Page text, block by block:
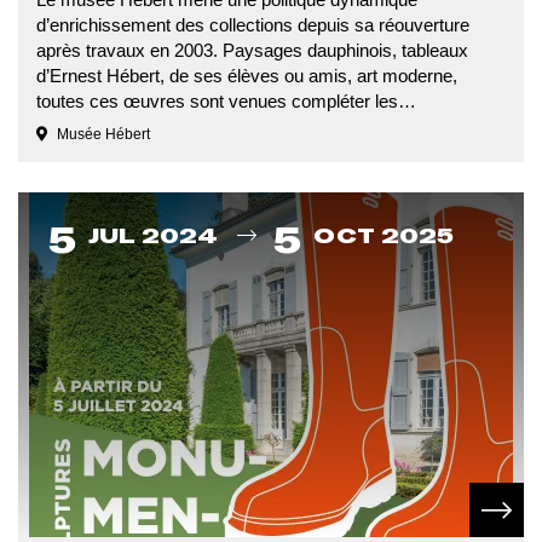
d’enrichissement des collections depuis sa réouverture
après travaux en 2003. Paysages dauphinois, tableaux
d’Ernest Hébert, de ses élèves ou amis, art moderne,
toutes ces œuvres sont venues compléter les…
Musée Hébert
Du
5 JUL 2024 5 OCT 2025
En